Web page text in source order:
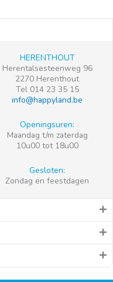
HERENTHOUT
Herentalsesteenweg 96
2270 Herenthout
Tel 014 23 35 15
info@happyland.be
Openingsuren:
Maandag t/m zaterdag
10u00 tot 18u00
Gesloten:
Zondag en feestdagen